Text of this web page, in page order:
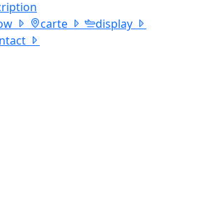
carte
display